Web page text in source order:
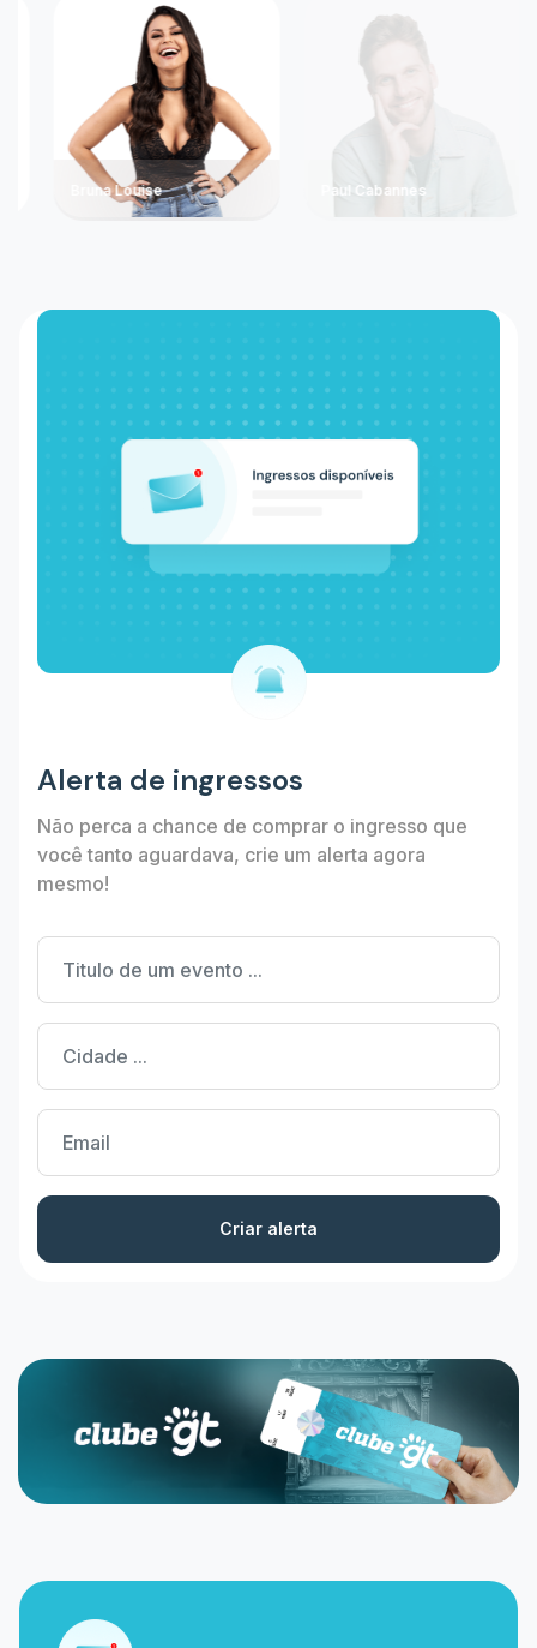
Bruna Louise Paul Cabannes
Alerta de ingressos
Não perca a chance de comprar o ingresso que
você tanto aguardava, crie um alerta agora
mesmo!
Criar alerta